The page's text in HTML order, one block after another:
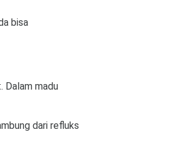
bisa
Dalam madu
dari refluks